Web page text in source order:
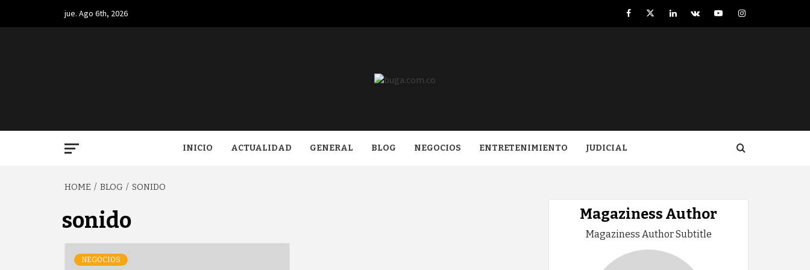
content
jue. Ago 6th, 2026 FacebookTwitterLinkedIn
VK YouTubeInstagram
BUGA.COM.CO
INICIO ACTUALIDAD GENERAL BLOG NEGOCIOS ENTRETENIMIENTO JUDICIAL
HOME BLOG SONIDO
sonido
NEGOCIOS
Magaziness Author
Magaziness Author Subtitle